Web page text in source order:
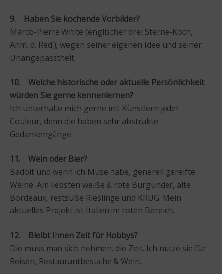
9. Haben Sie kochende Vorbilder?
Marco-Pierre White (englischer drei Sterne-Koch,
Anm. d. Red.), wegen seiner eigenen Idee und seiner
Unangepasstheit.
10. Welche historische oder aktuelle Persönlichkeit
würden Sie gerne kennenlernen?
Ich unterhalte mich gerne mit Künstlern jeder
Couleur, denn die haben sehr abstrakte
Gedankengänge.
11. Wein oder Bier?
Badoit und wenn ich Muse habe, generell gereifte
Weine. Am liebsten weiße & rote Burgunder, alte
Bordeaux, restsüße Rieslinge und KRUG. Mein
aktuelles Projekt ist Italien im roten Bereich.
12. Bleibt Ihnen Zeit für Hobbys?
Die muss man sich nehmen, die Zeit. Ich nutze sie für
Reisen, Restaurantbesuche & Wein.